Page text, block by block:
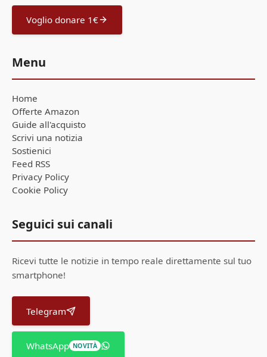
Voglio donare 1€
Menu
Home
Offerte Amazon
Guide all'acquisto
Scrivi una notizia
Sostienici
Feed RSS
Privacy Policy
Cookie Policy
Seguici sui canali
Ricevi tutte le notizie in tempo reale direttamente sul tuo
smartphone!
Telegram
WhatsApp NOVITÀ